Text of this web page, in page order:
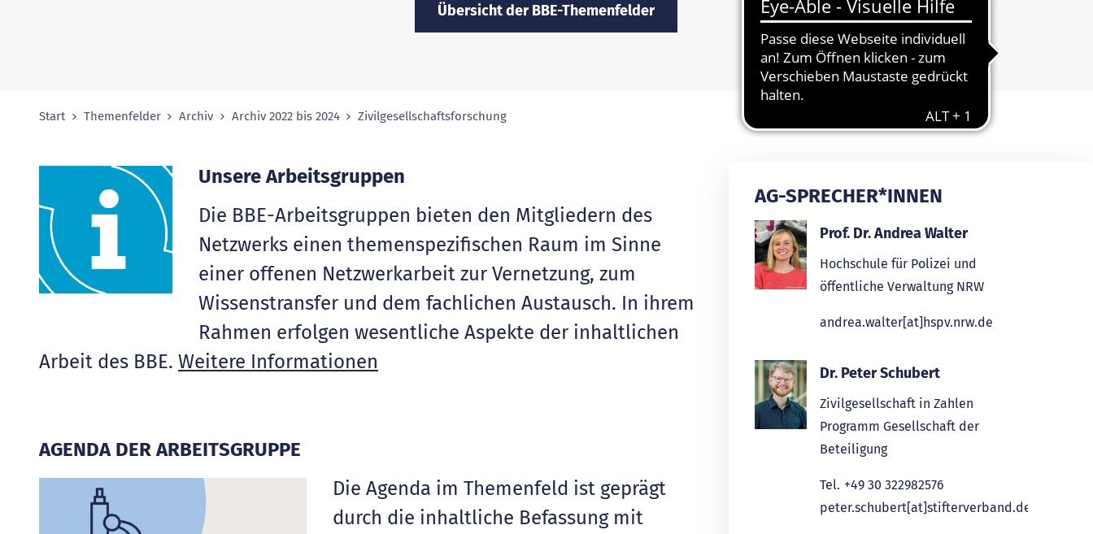
Übersicht der BBE-Themenfelder
Sie sind hier:
Start Themenfelder Archiv Archiv 2022 bis 2024 Zivilgesellschaftsforschung
Unsere Arbeitsgruppen
Die BBE-Arbeitsgruppen bieten den Mitgliedern des
Netzwerks einen themenspezifischen Raum im Sinne
einer offenen Netzwerkarbeit zur Vernetzung, zum
Wissenstransfer und dem fachlichen Austausch. In ihrem
Rahmen erfolgen wesentliche Aspekte der inhaltlichen
Arbeit des BBE. Weitere Informationen
AGENDA DER ARBEITSGRUPPE
Die Agenda im Themenfeld ist geprägt
durch die inhaltliche Befassung mit
AG-SPRECHER*INNEN
Prof. Dr. Andrea Walter
Hochschule für Polizei und
öffentliche Verwaltung NRW
andrea.walter[at]hspv.nrw.de
Dr. Peter Schubert
Zivilgesellschaft in Zahlen
Programm Gesellschaft der
Beteiligung
Tel. +49 30 322982576
peter.schubert[at]stifterverband.de